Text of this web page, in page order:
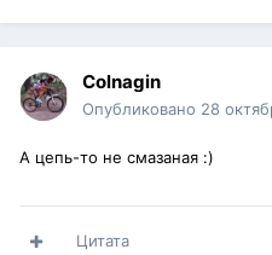
Colnagin
Опубликовано 28
А цепь-то не смазаная :)
Цитата